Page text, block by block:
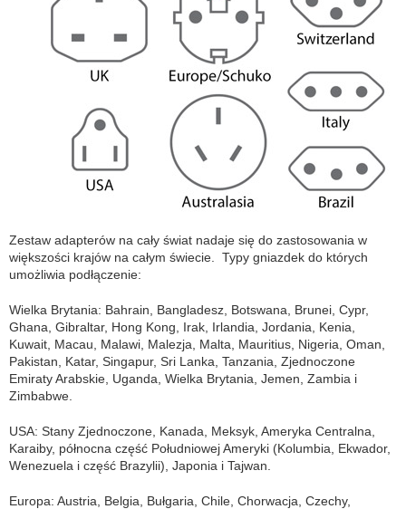
Zestaw adapterów na cały świat nadaje się do zastosowania w
większości krajów na całym świecie. Typy gniazdek do których
umożliwia podłączenie:
Wielka Brytania: Bahrain, Bangladesz, Botswana, Brunei, Cypr,
Ghana, Gibraltar, Hong Kong, Irak, Irlandia, Jordania, Kenia,
Kuwait, Macau, Malawi, Malezja, Malta, Mauritius, Nigeria, Oman,
Pakistan, Katar, Singapur, Sri Lanka, Tanzania, Zjednoczone
Emiraty Arabskie, Uganda, Wielka Brytania, Jemen, Zambia i
Zimbabwe.
USA: Stany Zjednoczone, Kanada, Meksyk, Ameryka Centralna,
Karaiby, północna część Południowej Ameryki (Kolumbia, Ekwador,
Wenezuela i część Brazylii), Japonia i Tajwan.
Europa: Austria, Belgia, Bułgaria, Chile, Chorwacja, Czechy,